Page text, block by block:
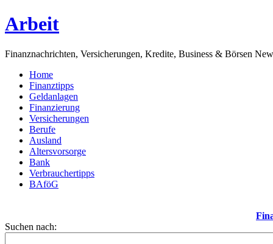
Arbeit
Finanznachrichten, Versicherungen, Kredite, Business & Börsen
Home
Finanztipps
Geldanlagen
Finanzierung
Versicherungen
Berufe
Ausland
Altersvorsorge
Bank
Verbrauchertipps
BAföG
Suchen nach: